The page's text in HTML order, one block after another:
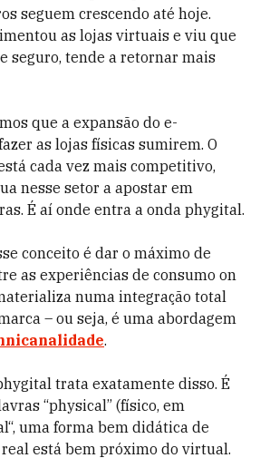
seguem crescendo até hoje.
as lojas virtuais e viu que
seguro, tende a retornar mais
que a expansão do e-
as lojas físicas sumirem. O
cada vez mais competitivo,
nesse setor a apostar em
É aí onde entra a onda phygital.
conceito é dar o máximo de
as experiências de consumo on
numa integração total
– ou seja, é uma abordagem
.
trata exatamente disso. É
“physical” (físico, em
uma forma bem didática de
está bem próximo do virtual.